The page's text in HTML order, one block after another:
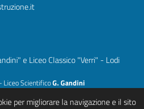
e Liceo Classico "Verri" - Lodi
ScientificoG. Gandini
per migliorare la navigazione e il sito